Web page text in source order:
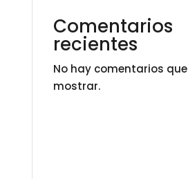
Comentarios
recientes
No hay comentarios que
mostrar.